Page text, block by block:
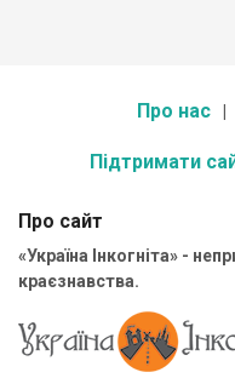
Про нас
Підтримати
Про сайт
«Україна Інкогніта» -
краєзнавства.